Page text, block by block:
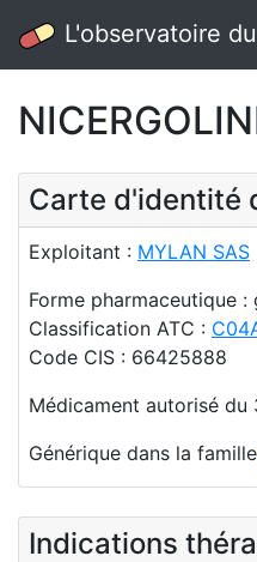
L'observatoire
Carte d'identité
Exploitant : MYLAN SAS
Forme pharmaceutique :
Classification ATC :
Code CIS : 66425888
Médicament autorisé
Générique dans la famille
Indications